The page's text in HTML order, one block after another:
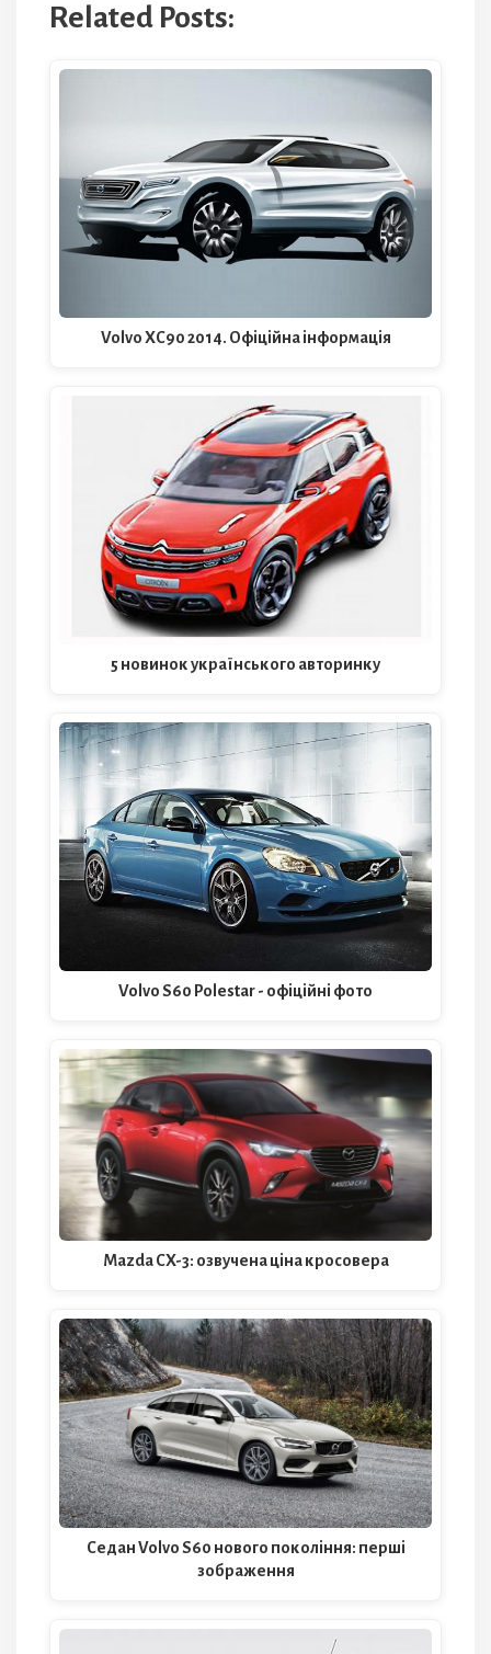
Related Posts:
Volvo XC90 2014. Офіційна інформація
5 новинок українського авторинку
Volvo S60 Polestar - офіційні фото
Mazda CX-3: озвучена ціна кросовера
Седан Volvo S60 нового покоління: перші
зображення